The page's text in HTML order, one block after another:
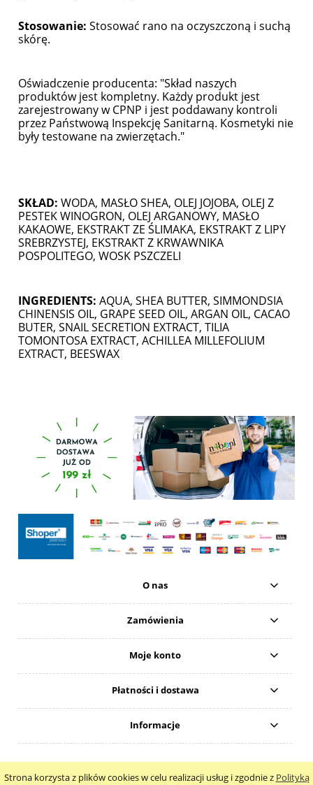
Strona korzysta z plików cookies w celu realizacji usług i zgodnie z Polityką
Stosowanie: Stosować rano na oczyszczoną i suchą
skórę.
Oświadczenie producenta: "Skład naszych
produktów jest kompletny. Każdy produkt jest
zarejestrowany w CPNP i jest poddawany kontroli
przez Państwową Inspekcję Sanitarną. Kosmetyki nie
były testowane na zwierzętach."
SKŁAD: WODA, MASŁO SHEA, OLEJ JOJOBA, OLEJ Z
PESTEK WINOGRON, OLEJ ARGANOWY, MASŁO
KAKAOWE, EKSTRAKT ZE ŚLIMAKA, EKSTRAKT Z LIPY
SREBRZYSTEJ, EKSTRAKT Z KRWAWNIKA
POSPOLITEGO, WOSK PSZCZELI
INGREDIENTS: AQUA, SHEA BUTTER, SIMMONDSIA
CHINENSIS OIL, GRAPE SEED OIL, ARGAN OIL, CACAO
BUTER, SNAIL SECRETION EXTRACT, TILIA
TOMONTOSA EXTRACT, ACHILLEA MILLEFOLIUM
EXTRACT, BEESWAX
O nas
Zamówienia
Moje konto
Płatności i dostawa
Informacje